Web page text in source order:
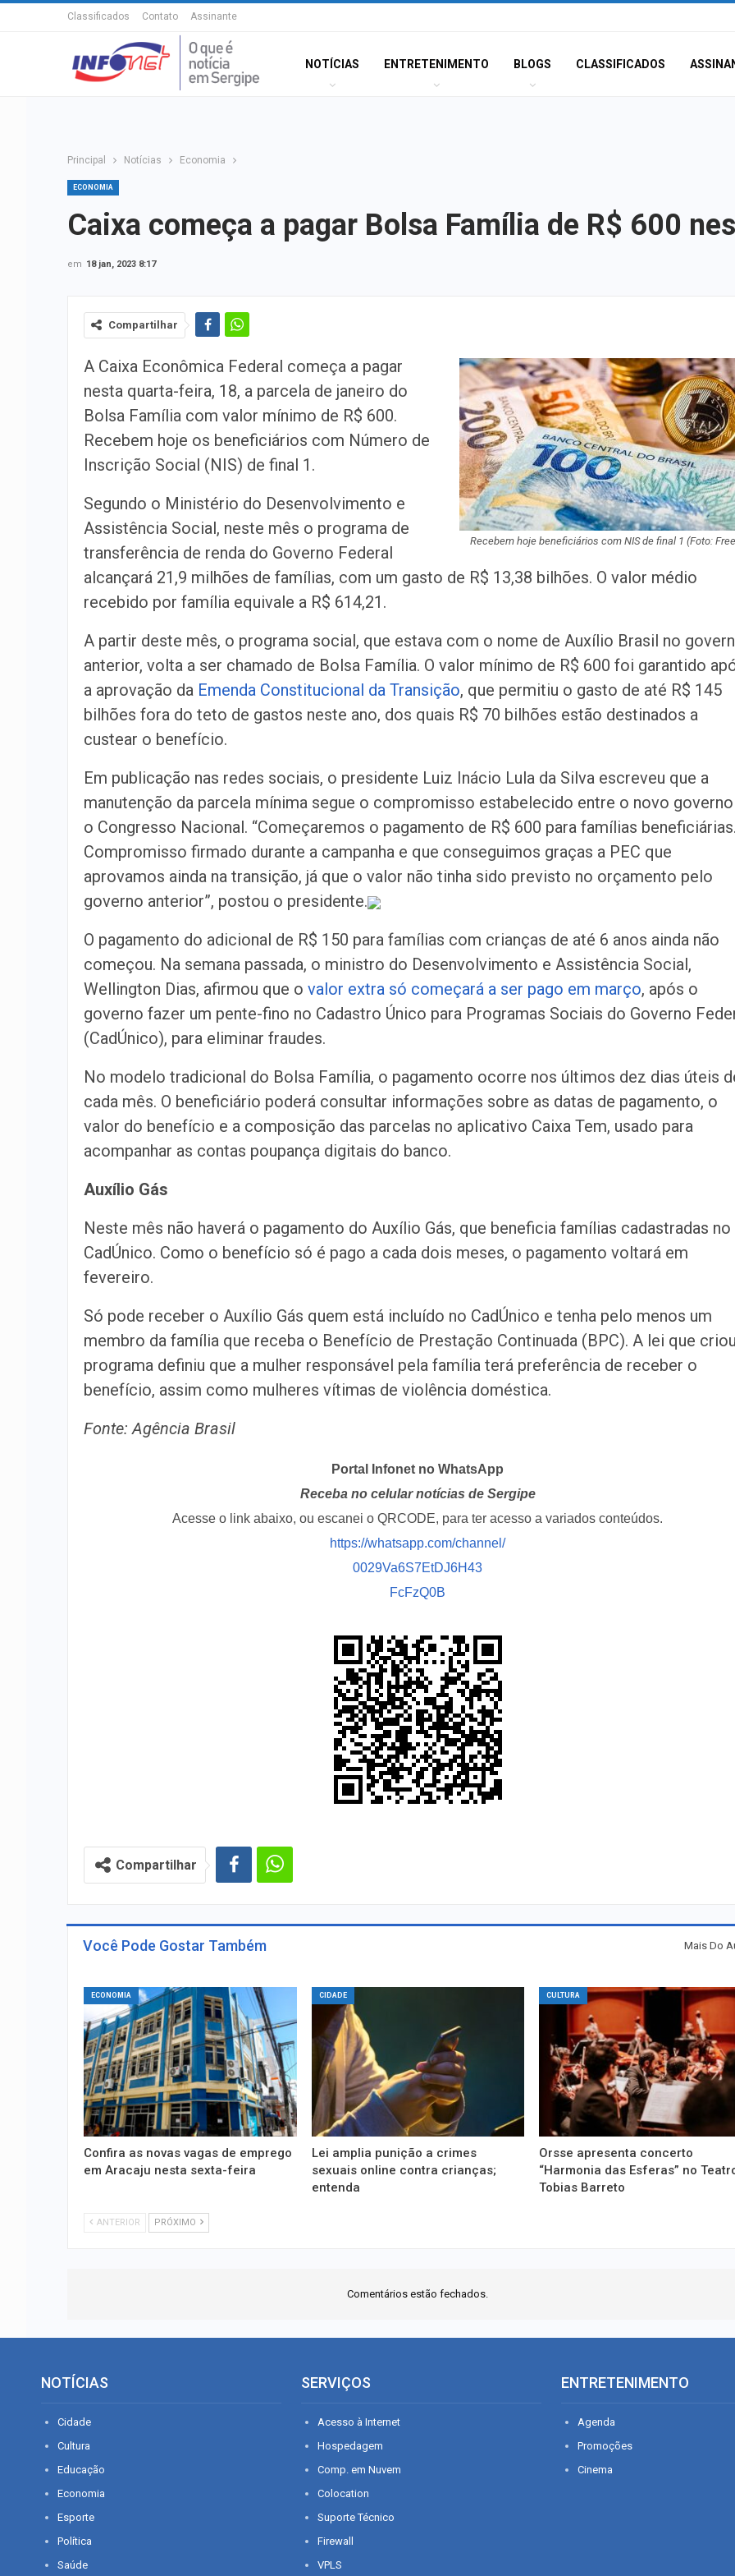
Classificados Contato Assinante
NOTÍCIAS ENTRETENIMENTO BLOGS CLASSIFICADOS
Principal Notícias Economia
ECONOMIA
Caixa começa a pagar Bolsa Família de R$ 600
em 18 jan, 2023 8:17
Compartilhar
Recebem hoje beneficiários com NIS de final 1 (Foto:
A Caixa Econômica Federal começa a pagar
nesta quarta-feira, 18, a parcela de janeiro do
Bolsa Família com valor mínimo de R$ 600.
Recebem hoje os beneficiários com Número de
Inscrição Social (NIS) de final 1.
Segundo o Ministério do Desenvolvimento e
Assistência Social, neste mês o programa de
transferência de renda do Governo Federal
alcançará 21,9 milhões de famílias, com um gasto de R$ 13,38 bilhões. O valor médio
recebido por família equivale a R$ 614,21.
A partir deste mês, o programa social, que estava com o nome de Auxílio Brasil no
anterior, volta a ser chamado de Bolsa Família. O valor mínimo de R$ 600 foi garantido
a aprovação da Emenda Constitucional da Transição, que permitiu o gasto de até R$ 145
bilhões fora do teto de gastos neste ano, dos quais R$ 70 bilhões estão destinados a
custear o benefício.
Em publicação nas redes sociais, o presidente Luiz Inácio Lula da Silva escreveu que a
manutenção da parcela mínima segue o compromisso estabelecido entre o novo
o Congresso Nacional. “Começaremos o pagamento de R$ 600 para famílias
Compromisso firmado durante a campanha e que conseguimos graças a PEC que
aprovamos ainda na transição, já que o valor não tinha sido previsto no orçamento pelo
governo anterior”, postou o presidente.
O pagamento do adicional de R$ 150 para famílias com crianças de até 6 anos ainda não
começou. Na semana passada, o ministro do Desenvolvimento e Assistência Social,
Wellington Dias, afirmou que o valor extra só começará a ser pago em março, após o
governo fazer um pente-fino no Cadastro Único para Programas Sociais do Governo
(CadÚnico), para eliminar fraudes.
No modelo tradicional do Bolsa Família, o pagamento ocorre nos últimos dez dias úteis
cada mês. O beneficiário poderá consultar informações sobre as datas de pagamento, o
valor do benefício e a composição das parcelas no aplicativo Caixa Tem, usado para
acompanhar as contas poupança digitais do banco.
Auxílio Gás
Neste mês não haverá o pagamento do Auxílio Gás, que beneficia famílias cadastradas no
CadÚnico. Como o benefício só é pago a cada dois meses, o pagamento voltará em
fevereiro.
Só pode receber o Auxílio Gás quem está incluído no CadÚnico e tenha pelo menos um
membro da família que receba o Benefício de Prestação Continuada (BPC). A lei que
programa definiu que a mulher responsável pela família terá preferência de receber o
benefício, assim como mulheres vítimas de violência doméstica.
Fonte: Agência Brasil
Portal Infonet no WhatsApp
Receba no celular notícias de Sergipe
Acesse o link abaixo, ou escanei o QRCODE, para ter acesso a variados conteúdos.
https://whatsapp.com/channel/
0029Va6S7EtDJ6H43
FcFzQ0B
Compartilhar
Você Pode Gostar Também Mais Do
ECONOMIA
Confira as novas vagas de emprego
em Aracaju nesta sexta-feira
CIDADE
Lei amplia punição a crimes
sexuais online contra crianças;
entenda
CULTURA
Orsse apresenta concerto
“Harmonia das Esferas” no
Tobias Barreto
ANTERIOR PRÓXIMO
Comentários estão fechados.
Princípio de
registrado
desmontagem
IFS reabre
vagas em
e de graduação
Operação
de motocicletas
em prisões em…
SMTT orienta
Três homens
por furto de
de cobre em
NOTÍCIAS
Cidade
Cultura
Educação
Economia
Esporte
Política
Saúde
SERVIÇOS
Acesso à Internet
Hospedagem
Comp. em Nuvem
Colocation
Suporte Técnico
Firewall
VPLS
ENTRETENIMENTO
Agenda
Promoções
Cinema